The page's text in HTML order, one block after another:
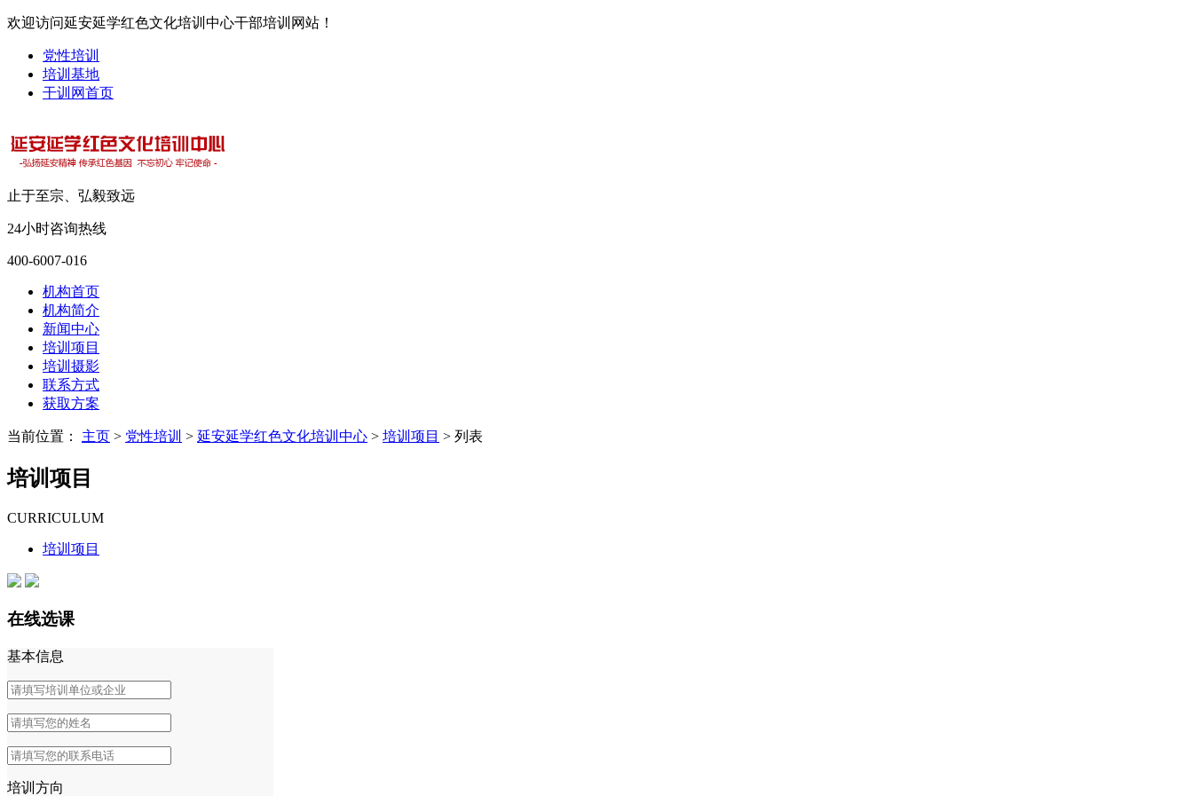
欢迎访问延安延学红色文化培训中心干部培训网站！
党性培训
培训基地
干训网首页
止于至宗、弘毅致远
24小时咨询热线
400-6007-016
机构首页
机构简介
新闻中心
培训项目
培训摄影
联系方式
获取方案
当前位置： 主页 > 党性培训 > 延安延学红色文化培训中心 > 培训项目 > 列表
培训项目
CURRICULUM
培训项目
在线选课
基本信息
培训方向